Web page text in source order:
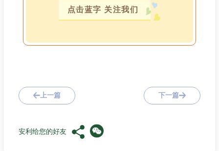
点击蓝字 关注我们
上一篇 下一篇
安利给您的好友